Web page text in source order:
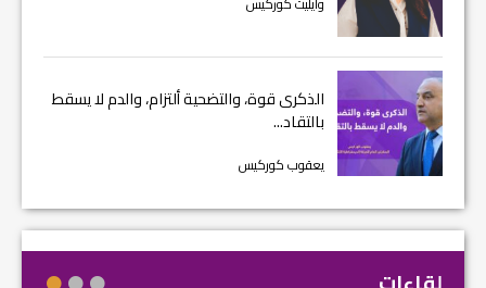
الذكرى قوة، والتضحية ألتزام، والدم لا يسقط
بالتقاد...
يعقوب كوركيس